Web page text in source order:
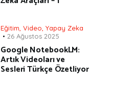
Eğitim Video Yapay Zeka
26 Ağustos 2025
Google NotebookLM:
Artık Videoları ve
Sesleri Türkçe Özetliyor